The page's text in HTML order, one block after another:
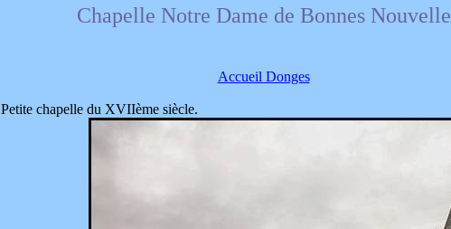
Chapelle Notre Dame de Bonnes Nouvelle
Accueil Donges
Petite chapelle du XVIIème siècle.